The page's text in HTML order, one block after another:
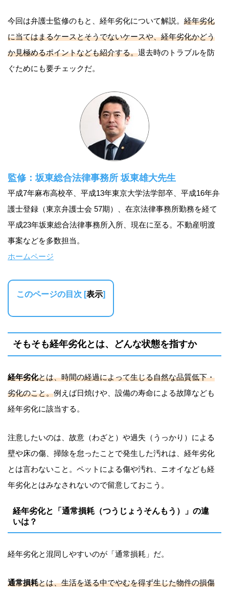
今回は弁護士監修のもと、経年劣化について解説。 経年劣化
に当てはまるケースとそうでないケースや、経年劣化かどう
か見極めるポイントなども紹介する。退去時のトラブルを防
ぐためにも要チェックだ。
監修：坂東総合法律事務所 坂東雄大先生
平成7年麻布高校卒、平成13年東京大学法学部卒、平成16年弁
護士登録（東京弁護士会 57期）、在京法律事務所勤務を経て
平成23年坂東総合法律事務所入所、現在に至る。不動産明渡
事案などを多数担当。
ホームページ
このページの目次 [表示]
そもそも経年劣化とは、どんな状態を指すか
経年劣化とは、時間の経過によって生じる自然な品質低下・
劣化のこと。例えば日焼けや、設備の寿命による故障なども
経年劣化に該当する。
注意したいのは、故意（わざと）や過失（うっかり）による
壁や床の傷、掃除を怠ったことで発生した汚れは、経年劣化
とは言わないこと。ペットによる傷や汚れ、ニオイなども経
年劣化とはみなされないので留意しておこう。
経年劣化と「通常損耗（つうじょうそんもう）」の違
いは？
経年劣化と混同しやすいのが「通常損耗」だ。
通常損耗とは、生活を送る中でやむを得ず生じた物件の損傷